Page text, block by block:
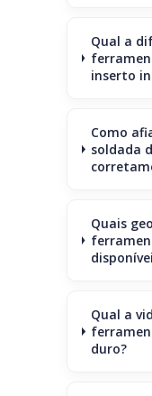
Qual a
inserto
Como
soldada
Quais
Qual a
duro?